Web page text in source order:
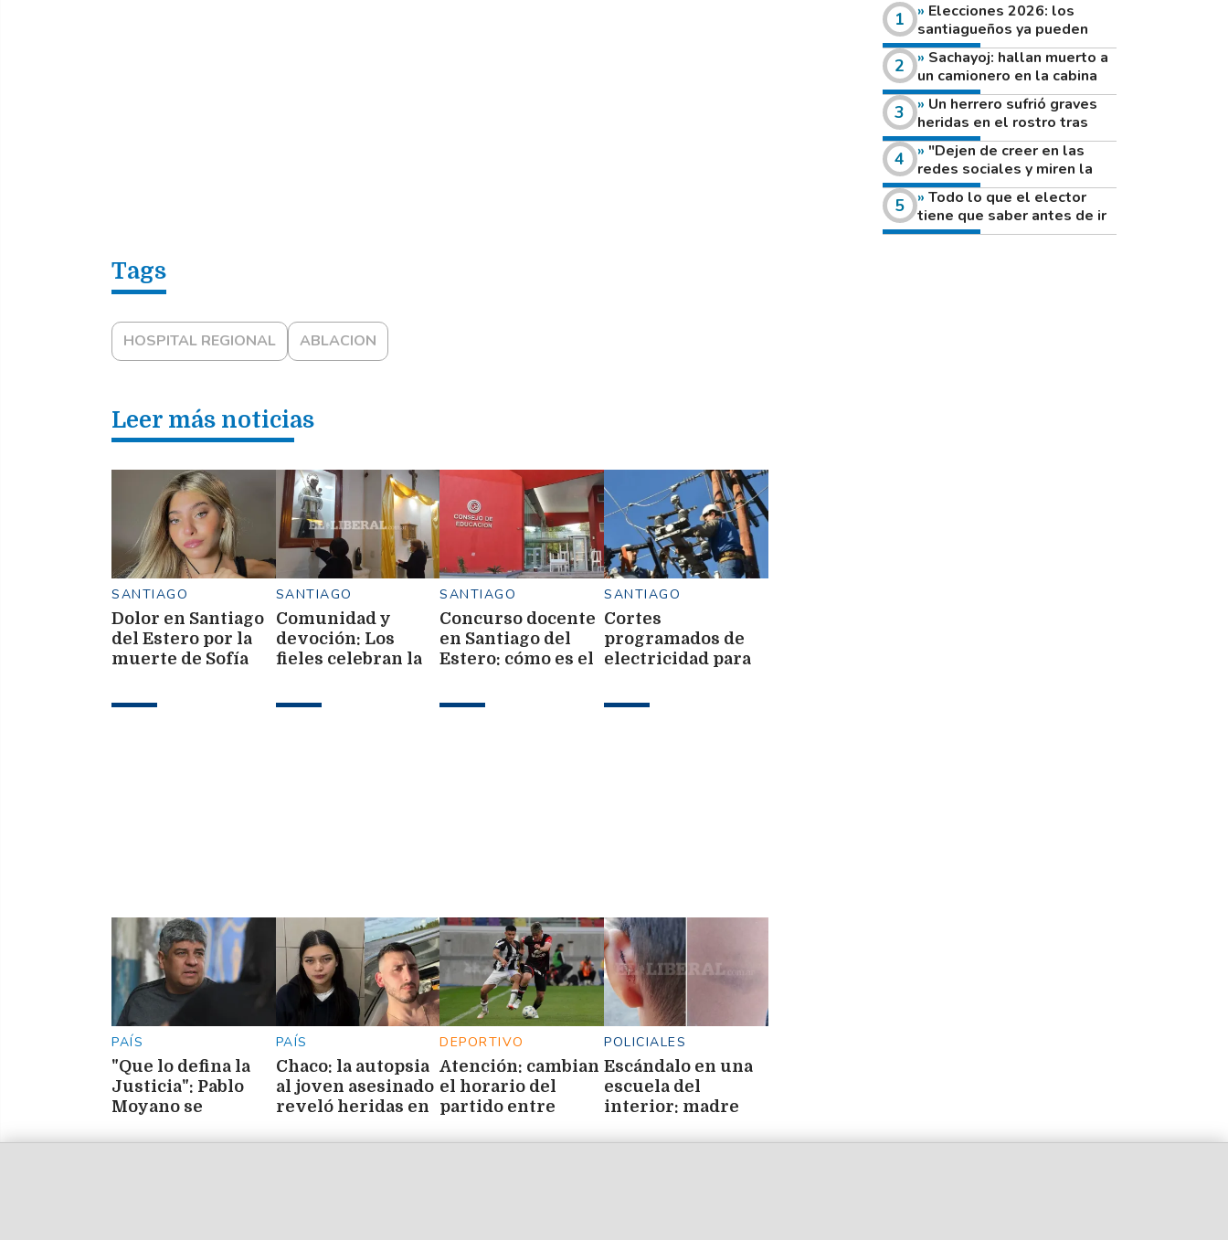
HOSPITAL REGIONAL ABLACION
Leer más noticias
SANTIAGO
Dolor en Santiago
del Estero por la
muerte de Sofía
querida referente
SANTIAGO
Comunidad y
devoción: Los
fieles celebran la
San Cayetano en el
SANTIAGO
Concurso docente
en Santiago del
Estero: cómo es el
admisión y cuándo
SANTIAGO
Cortes
programados de
electricidad para
qué hora y en qué
PAÍS
"Que lo defina la
Justicia": Pablo
Moyano se
causa de su
PAÍS
Chaco: la autopsia
al joven asesinado
reveló heridas en
de defensa
DEPORTIVO
Atención: cambian
el horario del
partido entre
Instituto
POLICIALES
Escándalo en una
escuela del
interior: madre
docente por
Elecciones 2026: los
santiagueños ya pueden
consultar dónde votan este
domingo
Sachayoj: hallan muerto a
un camionero en la cabina
de su vehículo a la vera de
un camino rural
Un herrero sufrió graves
heridas en el rostro tras
reventar el disco de una
amoladora
"Dejen de creer en las
redes sociales y miren la
heladera de sus casas": el
fuerte mensaje de una joven
que votó por primera vez
Todo lo que el elector
tiene que saber antes de ir
a votar este domingo